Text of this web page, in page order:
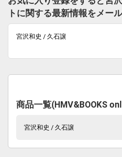
トに関する最新情報をメー
宮沢和史 / 久石譲
商品一覧(HMV&BOOKS
宮沢和史 / 久石譲